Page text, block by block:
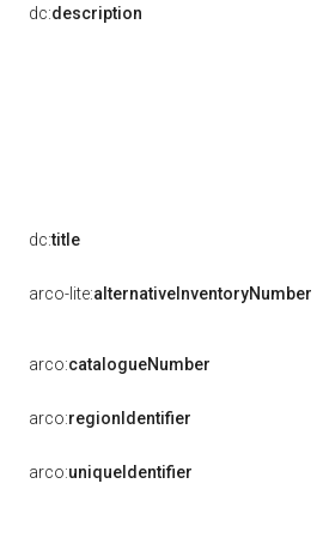
dc:description
dc:title
arco-lite:alternativeInventoryNumber
arco:catalogueNumber
arco:regionIdentifier
arco:uniqueIdentifier